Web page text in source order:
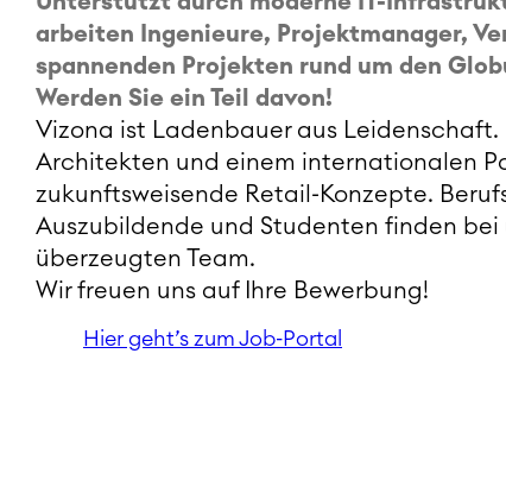
arbeiten Ingenieure, Projektmanager,
spannenden Projekten rund um den
Werden Sie ein Teil davon!
Vizona ist Ladenbauer aus
Architekten und einem internationalen
zukunftsweisende Retail-Konzepte.
Auszubildende und Studenten finden
überzeugten Team.
Wir freuen uns auf Ihre Bewerbung!
Hier geht’s zum Job-Portal